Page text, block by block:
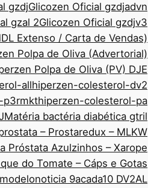
gzdjGlicozen Oficial gzdjadvn
gzal 2Glicozen Oficial gzdjv3
Extenso / Carta de Vendas)
Polpa de Oliva (Advertorial)
Polpa de Oliva (PV) DJE
allhiperzen-colesterol-dv2
p3rmkthiperzen-colesterol-pa
Matéria bactéria diabética gtril
– Prostaredux – MLKW
Próstata Azulzinhos – Xarope
do Tomate – Cáps e Gotas
noticia 9acada10 DV2AL